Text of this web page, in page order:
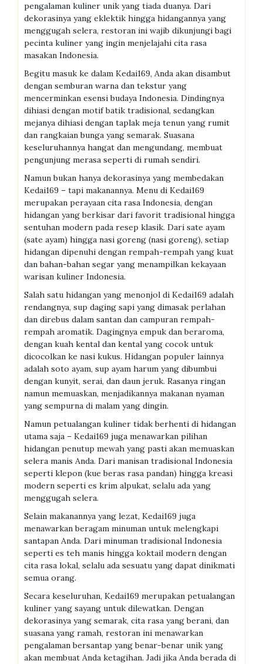
pengalaman kuliner unik yang tiada duanya. Dari
dekorasinya yang eklektik hingga hidangannya yang
menggugah selera, restoran ini wajib dikunjungi bagi
pecinta kuliner yang ingin menjelajahi cita rasa
masakan Indonesia.
Begitu masuk ke dalam Kedai169, Anda akan disambut
dengan semburan warna dan tekstur yang
mencerminkan esensi budaya Indonesia. Dindingnya
dihiasi dengan motif batik tradisional, sedangkan
mejanya dihiasi dengan taplak meja tenun yang rumit
dan rangkaian bunga yang semarak. Suasana
keseluruhannya hangat dan mengundang, membuat
pengunjung merasa seperti di rumah sendiri.
Namun bukan hanya dekorasinya yang membedakan
Kedai169 – tapi makanannya. Menu di Kedai169
merupakan perayaan cita rasa Indonesia, dengan
hidangan yang berkisar dari favorit tradisional hingga
sentuhan modern pada resep klasik. Dari sate ayam
(sate ayam) hingga nasi goreng (nasi goreng), setiap
hidangan dipenuhi dengan rempah-rempah yang kuat
dan bahan-bahan segar yang menampilkan kekayaan
warisan kuliner Indonesia.
Salah satu hidangan yang menonjol di Kedai169 adalah
rendangnya, sup daging sapi yang dimasak perlahan
dan direbus dalam santan dan campuran rempah-
rempah aromatik. Dagingnya empuk dan beraroma,
dengan kuah kental dan kental yang cocok untuk
dicocolkan ke nasi kukus. Hidangan populer lainnya
adalah soto ayam, sup ayam harum yang dibumbui
dengan kunyit, serai, dan daun jeruk. Rasanya ringan
namun memuaskan, menjadikannya makanan nyaman
yang sempurna di malam yang dingin.
Namun petualangan kuliner tidak berhenti di hidangan
utama saja – Kedai169 juga menawarkan pilihan
hidangan penutup mewah yang pasti akan memuaskan
selera manis Anda. Dari manisan tradisional Indonesia
seperti klepon (kue beras rasa pandan) hingga kreasi
modern seperti es krim alpukat, selalu ada yang
menggugah selera.
Selain makanannya yang lezat, Kedai169 juga
menawarkan beragam minuman untuk melengkapi
santapan Anda. Dari minuman tradisional Indonesia
seperti es teh manis hingga koktail modern dengan
cita rasa lokal, selalu ada sesuatu yang dapat dinikmati
semua orang.
Secara keseluruhan, Kedai169 merupakan petualangan
kuliner yang sayang untuk dilewatkan. Dengan
dekorasinya yang semarak, cita rasa yang berani, dan
suasana yang ramah, restoran ini menawarkan
pengalaman bersantap yang benar-benar unik yang
akan membuat Anda ketagihan. Jadi jika Anda berada di